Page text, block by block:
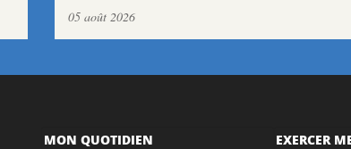
05 août 2026
MON QUOTIDIEN
EXERCER